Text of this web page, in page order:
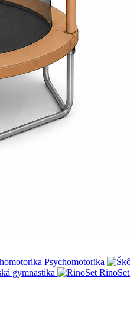
Psychomotorika
gymnastika RinoSet